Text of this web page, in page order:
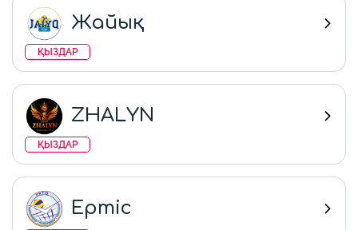
Жайық
ҚЫЗДАР
ZHALYN
ҚЫЗДАР
Ертіс